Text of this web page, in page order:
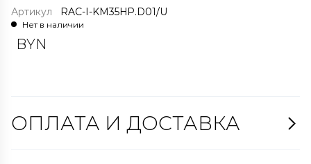
Артикул RAC-I-KM35HP.D01/U
Нет в наличии
BYN
ОПЛАТА И ДОСТАВКА